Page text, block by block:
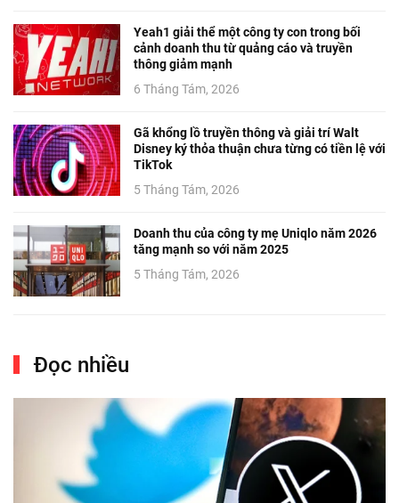
Yeah1 giải thể một công ty con trong bối
cảnh doanh thu từ quảng cáo và truyền
thông giảm mạnh
6 Tháng Tám, 2026
Gã khổng lồ truyền thông và giải trí Walt
Disney ký thỏa thuận chưa từng có tiền lệ với
TikTok
5 Tháng Tám, 2026
Doanh thu của công ty mẹ Uniqlo năm 2026
tăng mạnh so với năm 2025
5 Tháng Tám, 2026
Đọc nhiều